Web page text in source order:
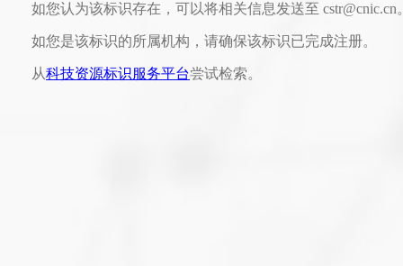
如您认为该标识存在，可以将相关信息发送至 cstr@cnic.cn
如您是该标识的所属机构，请确保该标识已完成注册。
从科技资源标识服务平台尝试检索。